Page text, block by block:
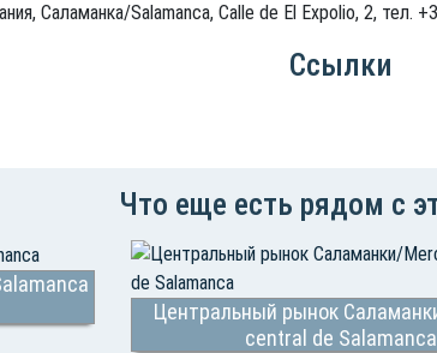
Саламанка/Salamanca, Calle de El Expolio, 2,
Ссылки
Что еще есть рядом с
Центральный рынок
central de Salamanca